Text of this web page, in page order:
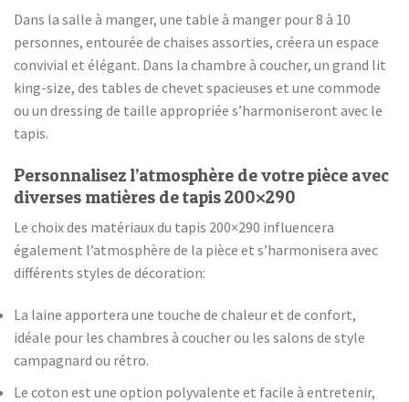
Dans la salle à manger, une table à manger pour 8 à 10
personnes, entourée de chaises assorties, créera un espace
convivial et élégant. Dans la chambre à coucher, un grand lit
king-size, des tables de chevet spacieuses et une commode
ou un dressing de taille appropriée s’harmoniseront avec le
tapis.
Personnalisez l’atmosphère de votre pièce avec
diverses matières de tapis 200×290
Le choix des matériaux du tapis 200×290 influencera
également l’atmosphère de la pièce et s’harmonisera avec
différents styles de décoration:
La laine apportera une touche de chaleur et de confort,
idéale pour les chambres à coucher ou les salons de style
campagnard ou rétro.
Le coton est une option polyvalente et facile à entretenir,